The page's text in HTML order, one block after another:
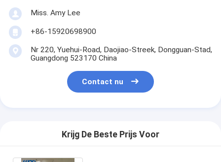
Miss. Amy Lee
+86-15920698900
Nr 220, Yuehui-Road, Daojiao-Streek, Dongguan-Stad,
Guangdong 523170 China
Contact nu
Krijg De Beste Prijs Voor